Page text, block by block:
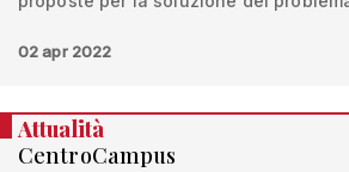
02 apr 2022
Attualità
CentroCampus